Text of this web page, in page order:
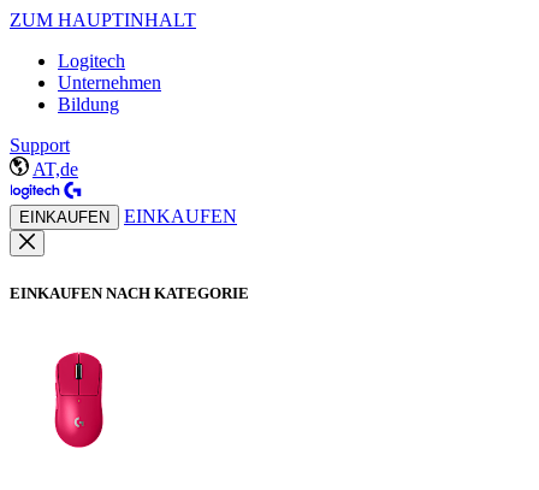
ZUM HAUPTINHALT
Logitech
Unternehmen
Bildung
Support
AT,de
EINKAUFEN EINKAUFEN
EINKAUFEN NACH KATEGORIE